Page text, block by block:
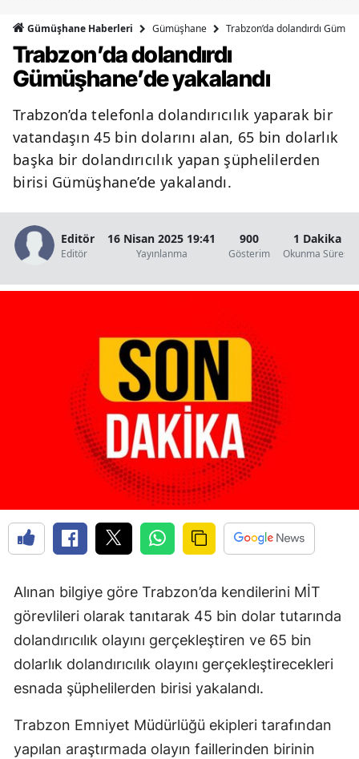
Bingöl
Bitlis
Bolu
Burdur
Bursa
Çanakkale
Çankırı
Diyarbakır
Edirne
Elazığ
Erzincan
Erzurum
Eskişehir
Gaziantep
Gümüşhane
Hakkari
Hatay
Mersin
Gümüşhane Haberleri Gümüşhane Trabzon’da dolandırdı
Trabzon’da dolandırdı
Gümüşhane’de yakalandı
Trabzon’da telefonla dolandırıcılık yaparak bir
vatandaşın 45 bin dolarını alan, 65 bin dolarlık
başka bir dolandırıcılık yapan şüphelilerden
birisi Gümüşhane’de yakalandı.
Editör
Editör
16 Nisan 2025 19:41
Yayınlanma
900
Gösterim
1 Dakika
Okunma Süresi
Alınan bilgiye göre Trabzon’da kendilerini MİT
görevlileri olarak tanıtarak 45 bin dolar tutarında
dolandırıcılık olayını gerçekleştiren ve 65 bin
dolarlık dolandırıcılık olayını gerçekleştirecekleri
esnada şüphelilerden birisi yakalandı.
Trabzon Emniyet Müdürlüğü ekipleri tarafından
yapılan araştırmada olayın faillerinden birinin